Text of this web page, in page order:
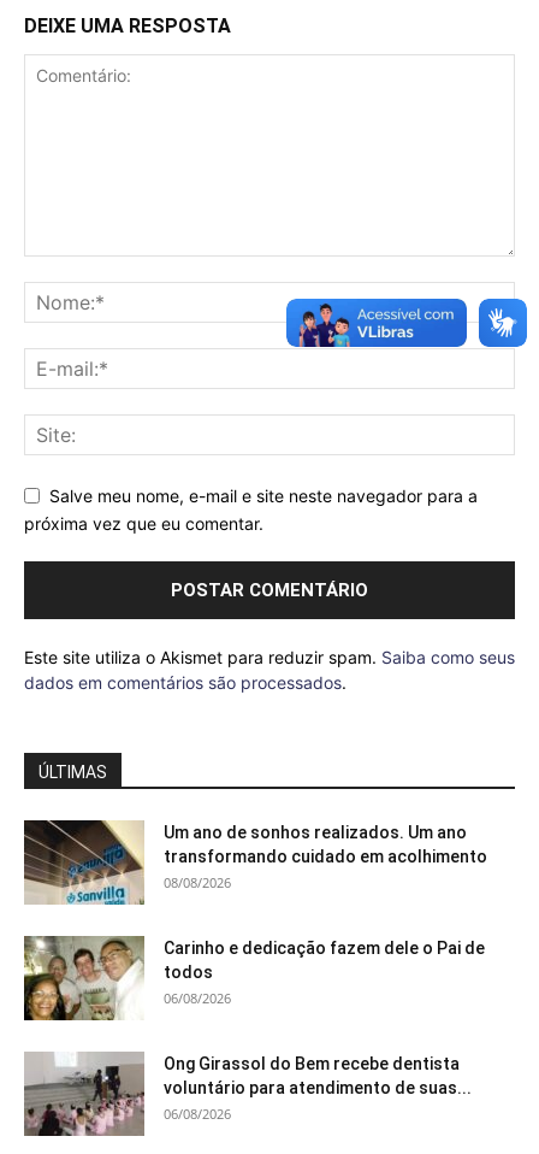
DEIXE UMA RESPOSTA
Salve meu nome, e-mail e site neste navegador para a
próxima vez que eu comentar.
Este site utiliza o Akismet para reduzir spam. Saiba como seus
dados em comentários são processados.
ÚLTIMAS
Um ano de sonhos realizados. Um ano
transformando cuidado em acolhimento
08/08/2026
Carinho e dedicação fazem dele o Pai de
todos
06/08/2026
Ong Girassol do Bem recebe dentista
voluntário para atendimento de suas...
06/08/2026